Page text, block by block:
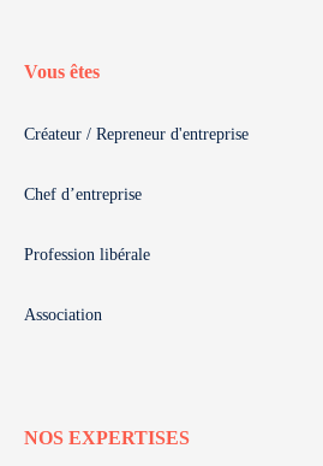
Vous êtes
Créateur / Repreneur d'entreprise
Chef d’entreprise
Profession libérale
Association
NOS EXPERTISES